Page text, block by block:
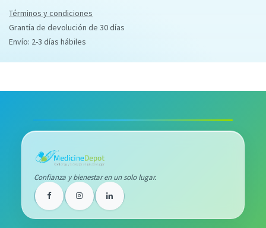
Términos y condiciones
Grantía de devolución de 30 días
Envío: 2-3 días hábiles
Confianza y bienestar en un solo lugar.